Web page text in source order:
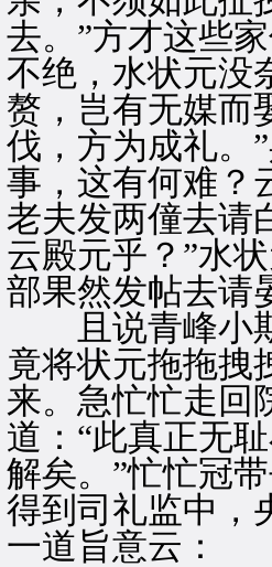
去。”方才这些
不绝，水状元没
赘，岂有无媒而
伐，方为成礼。
事，这有何难？
老夫发两僮去请
云殿元乎？”水
部果然发帖去请
且说青峰小斯
竟将状元拖拖拽
来。急忙忙走回
道：“此真正无
解矣。”忙忙冠
得到司礼监中，
一道旨意云：